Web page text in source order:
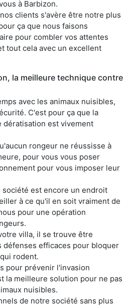
à Barbizon.
clients s'avère être notre plus
ça que nous faisons
pour combler vos attentes
tout cela avec un excellent
la meilleure technique contre
avec les animaux nuisibles,
C'est pour ça que la
dératisation est vivement
rongeur ne réussisse à
pour vous vous poser
pour vous imposer leur
est encore un endroit
à ce qu'il en soit vraiment de
pour une opération
villa, il se trouve être
défenses efficaces pour bloquer
rodent.
pour prévenir l'invasion
la meilleure solution pour ne pas
nuisibles.
de notre société sans plus